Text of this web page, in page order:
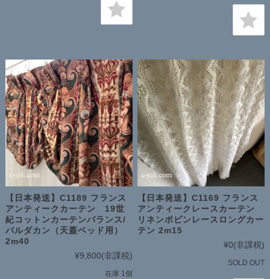
【日本発送】C1189 フランス
アンティークカーテン 19世
紀コットンカーテンバランス/
バルダカン（天蓋ベッド用）
2m40
¥9,800(非課税)
在庫 1個
【日本発送】C1169 フランス
アンティークレースカーテン
リネンボビンレースロングカー
テン 2m15
¥0(非課税)
SOLD OUT